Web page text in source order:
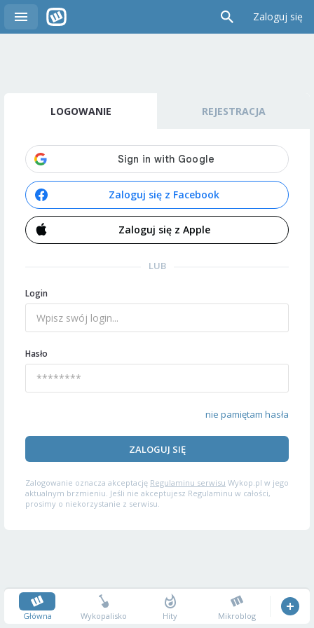
Zaloguj się
LOGOWANIE REJESTRACJA
Zaloguj się z Facebook
Zaloguj się z Apple
LUB
Login
Hasło
nie pamiętam hasła
ZALOGUJ SIĘ
Zalogowanie oznacza akceptację Regulaminu serwisu Wykop.pl w jego
aktualnym brzmieniu. Jeśli nie akceptujesz Regulaminu w całości,
prosimy o niekorzystanie z serwisu.
Główna Wykopalisko Hity Mikroblog